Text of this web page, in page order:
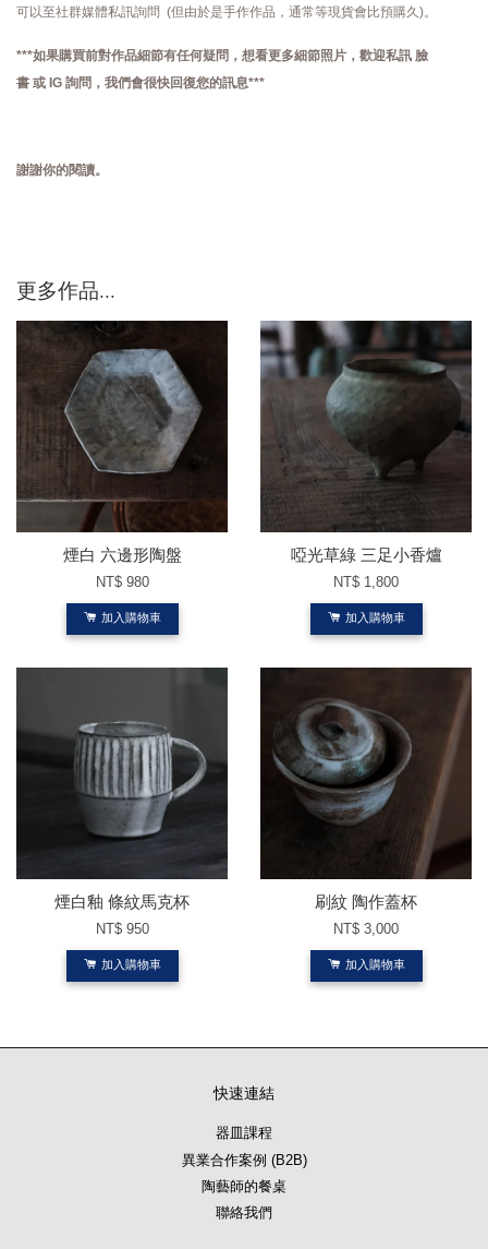
可以至社群媒體私訊詢問 (但由於是手作作品，通常等現貨會比預購久)。
***如果購買前對作品細節有任何疑問，想看更多細節照片，歡迎私訊 臉
書 或 IG 詢問， 我們會很快回復您的訊息***
謝謝你的閱讀。
更多作品...
煙白 六邊形陶盤
NT$ 980
加入購物車
啞光草綠 三足小香爐
NT$ 1,800
加入購物車
煙白釉 條紋馬克杯
NT$ 950
加入購物車
刷紋 陶作蓋杯
NT$ 3,000
加入購物車
快速連結
器皿課程
異業合作案例 (B2B)
陶藝師的餐桌
聯絡我們